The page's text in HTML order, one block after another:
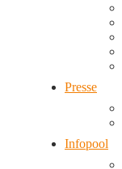
Presse
Infopool